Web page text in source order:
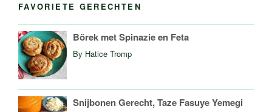
FAVORIETE GERECHTEN
Börek met Spinazie en Feta
By Hatice Tromp
Snijbonen Gerecht, Taze Fasuye Yemegi